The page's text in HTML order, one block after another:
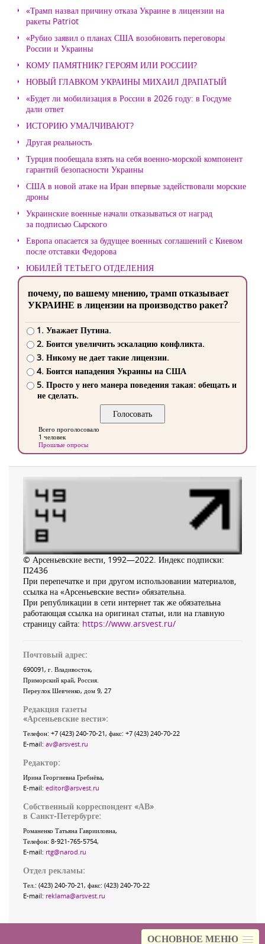
ОСНОВНОЕ МЕНЮ
«Трамп назвал причину отказа Украине в лицензии на
ракеты Patriot
«Рубио заявил о планах США возобновить переговоры
России и Украины
КОМУ ПАМЯТНИК? ГЕРОЯМ ИЛИ РОССИИ?
НОВЫЙ ГЛАВКОМ УКРАИНЫ МИХАИЛ ДРАПАТЫЙ
«Будет ли мобилизация в России в 2026 году: в Госдуме
дали ответ
ИСТОРИЮ УМАЛЧИВАЮТ?
Другая реальность
Турция пообещала взять на себя военно-морской компонент
гарантий безопасности Украины
США в новой атаке на Иран впервые задействовали морские
дроны
Украинские военные начали отказываться от наград
за подписью Сырского
Европа опасается за будущее военных соглашений с Киевом
после отставки Федорова
ЮБИЛЕЙ ТЕТЬЕГО ОТДЕЛЕНИЯ
почему, по вашему мнению, трамп отказывает
УКРАИНЕ в лицензии на производство ракет?
1. Уважает Путина.
2. Боится увеличить эскалацию конфликта.
3. Никому не дает такие лицензии.
4. Боится нападения Украины на США
5. Просто у него манера поведения такая: обещать и
не сделать.
Всего проголосовало
1 человек
Прошлые опросы
© Арсеньевские вести, 1992—2022. Индекс подписки:
П2436
При перепечатке и при другом использовании материалов,
ссылка на «Арсеньевские вести» обязательна.
При републикации в сети интернет так же обязательна
работающая ссылка на оригинал статьи, или на главную
страницу сайта: https://www.arsvest.ru/
Почтовый адрес:
690091, г. Владивосток,
Приморский край, Россия
Переулок Шевченко, дом 9, 27
Редакция газеты
«Арсеньевские вести»:
Телефон: +7 (423) 240-70-21, факс: +7 (423) 240-70-22
E-mail: av@arsvest.ru
Редактор:
Ирина Георгиевна Гребнёва,
E-mail: editor@arsvest.ru
Собственный корреспондент «АВ»
в Санкт-Петербурге:
Романенко Татьяна Гаврииловна,
Телефон: 8-921-765-5754,
E-mail: rtg@narod.ru
Отдел рекламы:
Тел.: (423) 240-70-21, факс: (423) 240-70-22
E-mail: reklama@arsvest.ru